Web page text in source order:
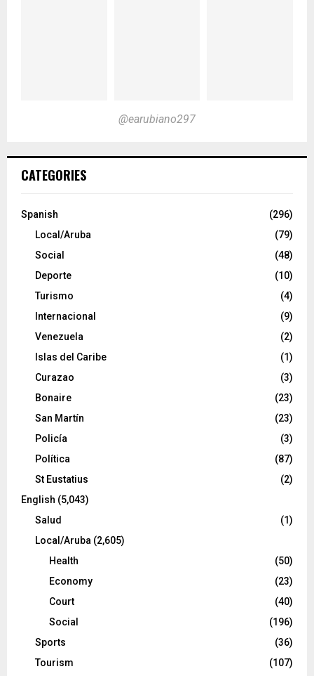
@earubiano297
CATEGORIES
Spanish
(296)
Local/Aruba
(79)
Social
(48)
Deporte
(10)
Turismo
(4)
Internacional
(9)
Venezuela
(2)
Islas del Caribe
(1)
Curazao
(3)
Bonaire
(23)
San Martín
(23)
Policía
(3)
Política
(87)
St Eustatius
(2)
English (5,043)
Salud
(1)
Local/Aruba (2,605)
Health
(50)
Economy
(23)
Court
(40)
Social
(196)
Sports
(36)
Tourism
(107)